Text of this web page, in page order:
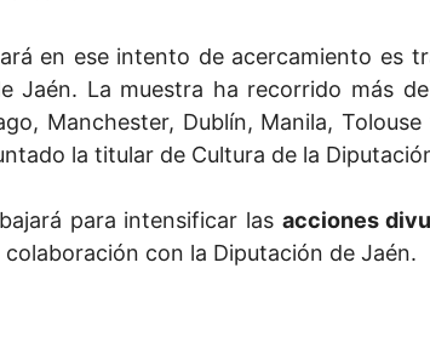
en ese intento de acercamiento es
Jaén. La muestra ha recorrido más
Manchester, Dublín, Manila,
la titular de Cultura de la
para intensificar las acciones
con la Diputación de Jaén.